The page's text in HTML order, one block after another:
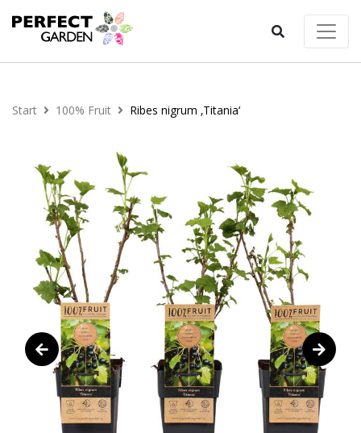
Start 100% Fruit Ribes nigrum ‚Titania‘